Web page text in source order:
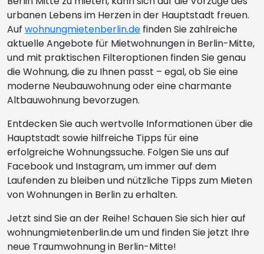
urbanen Lebens im Herzen in der Hauptstadt freuen.
Auf wohnungmietenberlin.de finden Sie zahlreiche
aktuelle Angebote für Mietwohnungen in Berlin-Mitte,
und mit praktischen Filteroptionen finden Sie genau
die Wohnung, die zu Ihnen passt – egal, ob Sie eine
moderne Neubauwohnung oder eine charmante
Altbauwohnung bevorzugen.
Entdecken Sie auch wertvolle Informationen über die
Hauptstadt sowie hilfreiche Tipps für eine
erfolgreiche Wohnungssuche. Folgen Sie uns auf
Facebook und Instagram, um immer auf dem
Laufenden zu bleiben und nützliche Tipps zum Mieten
von Wohnungen in Berlin zu erhalten.
Jetzt sind Sie an der Reihe! Schauen Sie sich hier auf
wohnungmietenberlin.de um und finden Sie jetzt Ihre
neue Traumwohnung in Berlin-Mitte!